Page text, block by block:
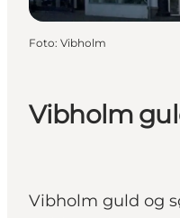
Vibholm
Vibholm guld og
Foto: Vibholm